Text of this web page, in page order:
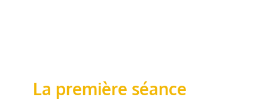
La première séance